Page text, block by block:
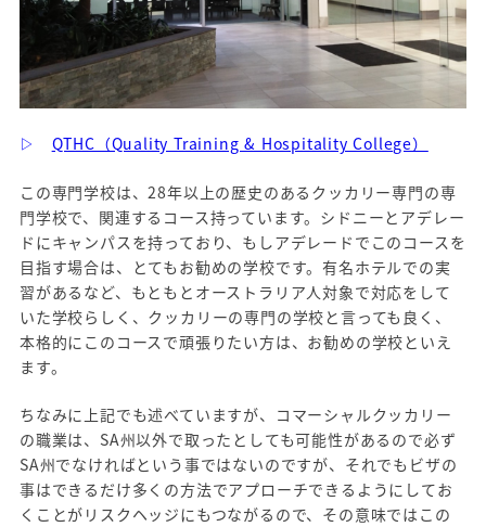
▷ QTHC（Quality Training & Hospitality College）
この専門学校は、28年以上の歴史のあるクッカリー専門の専
門学校で、関連するコース持っています。シドニーとアデレー
ドにキャンパスを持っており、もしアデレードでこのコースを
目指す場合は、とてもお勧めの学校です。有名ホテルでの実
習があるなど、もともとオーストラリア人対象で対応をして
いた学校らしく、クッカリーの専門の学校と言っても良く、
本格的にこのコースで頑張りたい方は、お勧めの学校といえ
ます。
ちなみに上記でも述べていますが、コマーシャルクッカリー
の職業は、SA州以外で取ったとしても可能性があるので必ず
SA州でなければという事ではないのですが、それでもビザの
事はできるだけ多くの方法でアプローチできるようにしてお
くことがリスクヘッジにもつながるので、その意味ではこの